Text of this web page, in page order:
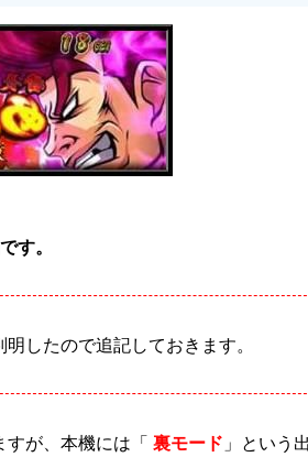
す。
明したので追記しておきます。
が、本機には「 裏モード 」という